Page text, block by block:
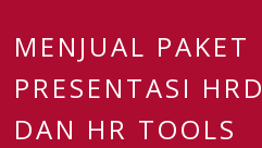
MENJUAL PAKET
PRESENTASI HRD
DAN HR TOOLS